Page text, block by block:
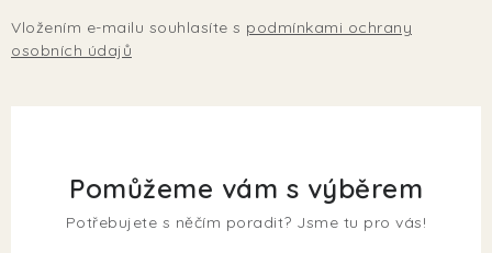
Vložením e-mailu souhlasíte s podmínkami ochrany
osobních údajů
Pomůžeme vám s výběrem
Potřebujete s něčím poradit? Jsme tu pro vás!